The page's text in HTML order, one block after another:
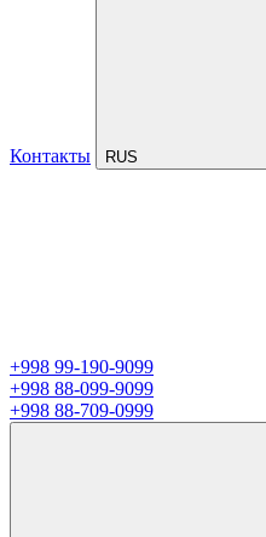
Контакты RUS
+998 99-190-9099
+998 88-099-9099
+998 88-709-0999